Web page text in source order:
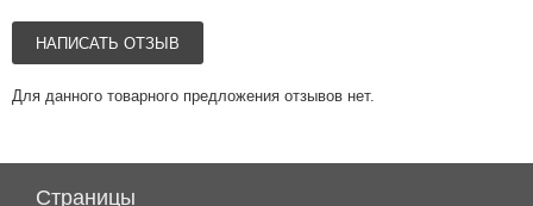
НАПИСАТЬ ОТЗЫВ
Для данного товарного предложения отзывов нет.
Страницы